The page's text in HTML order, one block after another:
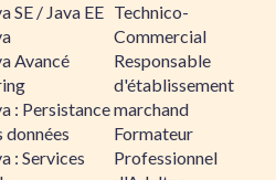
SE / Java EE
Avancé
: Persistance
données
: Services
Technico-
Commercial
Responsable
d'établissement
marchand
Formateur
Professionnel